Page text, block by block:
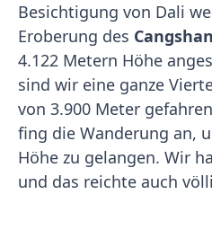
Besichtigung von Dali
Eroberung des
4.122 Metern Höhe
sind wir eine ganze
von 3.900 Meter
fing die Wanderung an,
Höhe zu gelangen. Wir
und das reichte auch